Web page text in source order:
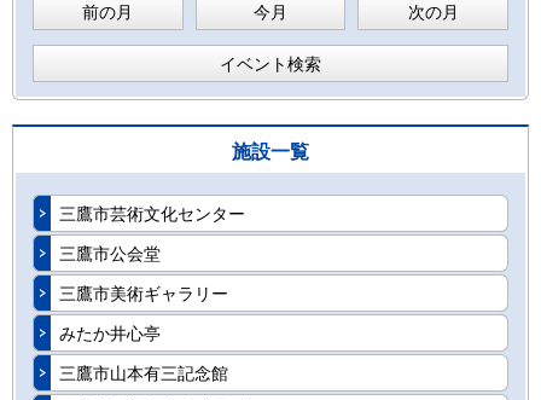
前の月 今月 次の月
イベント検索
施設一覧
三鷹市芸術文化センター
三鷹市公会堂
三鷹市美術ギャラリー
みたか井心亭
三鷹市山本有三記念館